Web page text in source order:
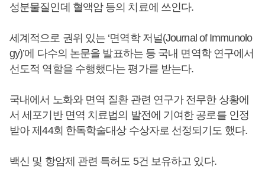
성분물질인데 혈액암 등의 치료에 쓰인다.
세계적으로 권위 있는 ‘면역학 저널(Journal of Immunolo
gy)’에 다수의 논문을 발표하는 등 국내 면역학 연구에서
선도적 역할을 수행했다는 평가를 받는다.
국내에서 노화와 면역 질환 관련 연구가 전무한 상황에
서 세포기반 면역 치료법의 발전에 기여한 공로를 인정
받아 제44회 한독학술대상 수상자로 선정되기도 했다.
백신 및 항암제 관련 특허도 5건 보유하고 있다.